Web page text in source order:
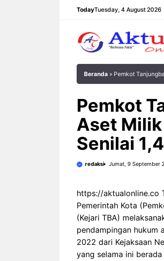
TodayTuesday, 4 August 2026
Beranda » Pemkot
Pemkot
Aset Milik
Senilai
redaksi Jumat, 9 September
https://aktualonline.co
Pemerintah Kota
(Kejari TBA)
pendampingan hukum
2022 dari Kejaksaan
yang selama ini